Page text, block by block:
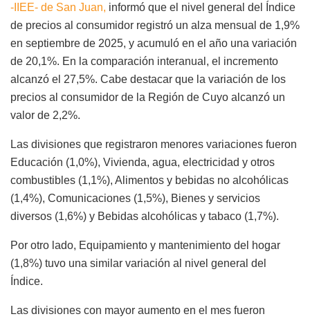
-IIEE- de San Juan, informó que el nivel general del Índice
de precios al consumidor registró un alza mensual de 1,9%
en septiembre de 2025, y acumuló en el año una variación
de 20,1%. En la comparación interanual, el incremento
alcanzó el 27,5%. Cabe destacar que la variación de los
precios al consumidor de la Región de Cuyo alcanzó un
valor de 2,2%.
Las divisiones que registraron menores variaciones fueron
Educación (1,0%), Vivienda, agua, electricidad y otros
combustibles (1,1%), Alimentos y bebidas no alcohólicas
(1,4%), Comunicaciones (1,5%), Bienes y servicios
diversos (1,6%) y Bebidas alcohólicas y tabaco (1,7%).
Por otro lado, Equipamiento y mantenimiento del hogar
(1,8%) tuvo una similar variación al nivel general del
Índice.
Las divisiones con mayor aumento en el mes fueron